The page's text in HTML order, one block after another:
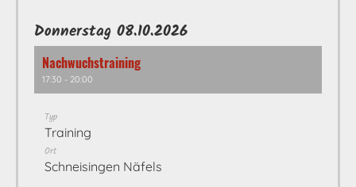
Donnerstag 08.10.2026
Nachwuchstraining
17:30 - 20:00
Typ
Training
Ort
Schneisingen Näfels